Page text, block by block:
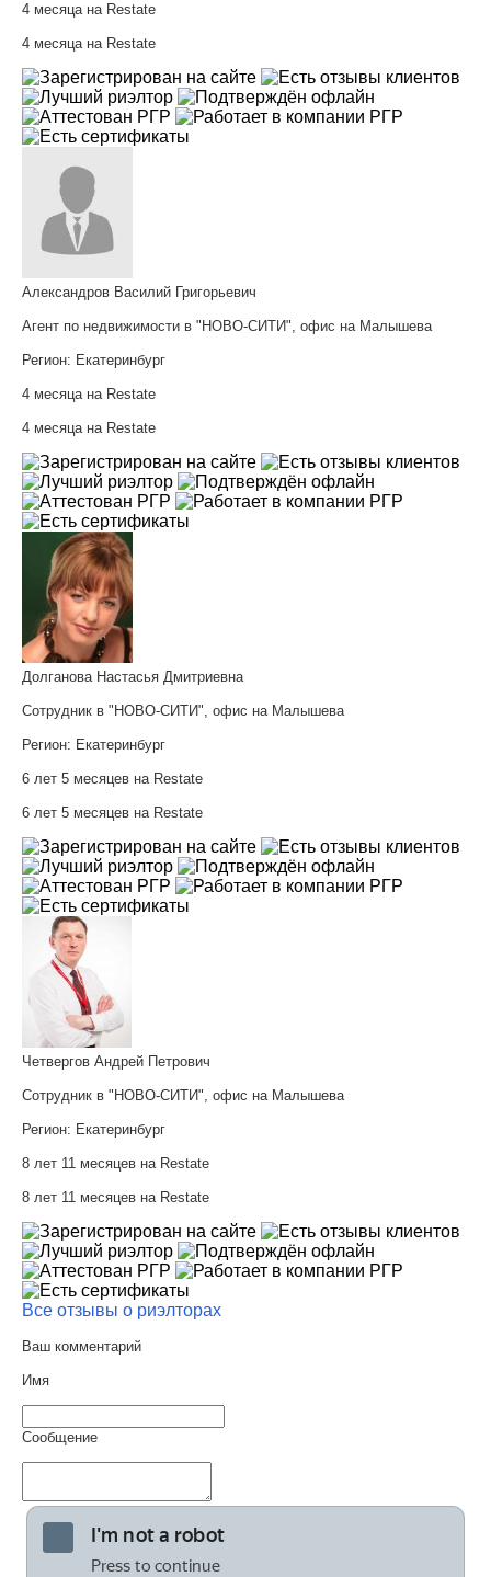
4 месяца на Restate
4 месяца на Restate
Александров Василий Григорьевич
Агент по недвижимости в "НОВО-СИТИ", офис на Малышева
Регион: Екатеринбург
4 месяца на Restate
4 месяца на Restate
Долганова Настасья Дмитриевна
Сотрудник в "НОВО-СИТИ", офис на Малышева
Регион: Екатеринбург
6 лет 5 месяцев на Restate
6 лет 5 месяцев на Restate
Четвергов Андрей Петрович
Сотрудник в "НОВО-СИТИ", офис на Малышева
Регион: Екатеринбург
8 лет 11 месяцев на Restate
8 лет 11 месяцев на Restate
Все отзывы о риэлторах
Ваш комментарий
Имя
Сообщение